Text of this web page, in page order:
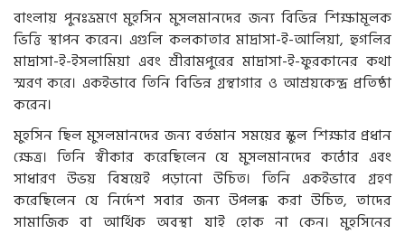
বাংলায় পুনঃভ্রমণে মুহসিন মুসলমানদের জন্য বিভিন্ন শিক্ষামূলক
ভিত্তি স্থাপন করেন। এগুলি কলকাতার মাদ্রাসা-ই-আলিয়া, হুগলির
মাদ্রাসা-ই-ইসলামিয়া এবং শ্রীরামপুরের মাদ্রাসা-ই-ফুরকানের কথা
স্মরণ করে। একইভাবে তিনি বিভিন্ন গ্রন্থাগার ও আশ্রয়কেন্দ্র প্রতিষ্ঠা
করেন।
মুহসিন ছিল মুসলমানদের জন্য বর্তমান সময়ের স্কুল শিক্ষার প্রধান
ক্ষেত্র। তিনি স্বীকার করেছিলেন যে মুসলমানদের কঠোর এবং
সাধারণ উভয় বিষয়েই পড়ানো উচিত। তিনি একইভাবে গ্রহণ
করেছিলেন যে নির্দেশ সবার জন্য উপলব্ধ করা উচিত, তাদের
সামাজিক বা আর্থিক অবস্থা যাই হোক না কেন। মুহসিনের